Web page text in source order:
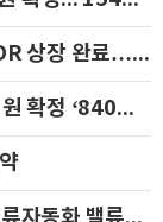
SK하이닉스, 나스닥에 1억7790만 주 ADR 상장 완료…29일 국내 추가 상장
자율주행 AI 스트라드비젼, 공모가 1.2만 원 확정 ‘840억 수혈’